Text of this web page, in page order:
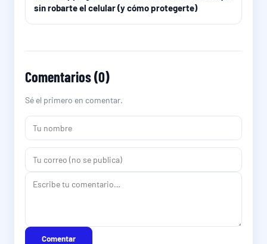
sin robarte el celular (y cómo protegerte)
Comentarios (0)
Sé el primero en comentar.
Comentar